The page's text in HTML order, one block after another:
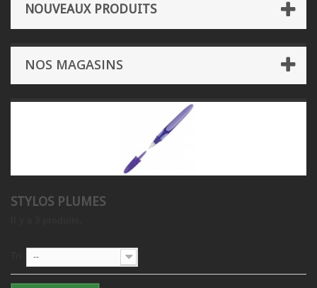
NOUVEAUX PRODUITS
NOS MAGASINS
STYLOS PLUMES
--